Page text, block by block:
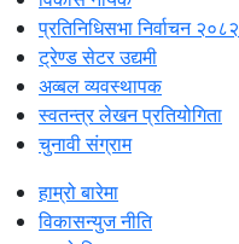
प्रतिनिधिसभा निर्वाचन २०८२
ट्रेण्ड सेटर उद्यमी
अव्बल व्यवस्थापक
स्वतन्त्र लेखन प्रतियोगिता
चुनावी संग्राम
हाम्रो बारेमा
विकासन्युज नीति